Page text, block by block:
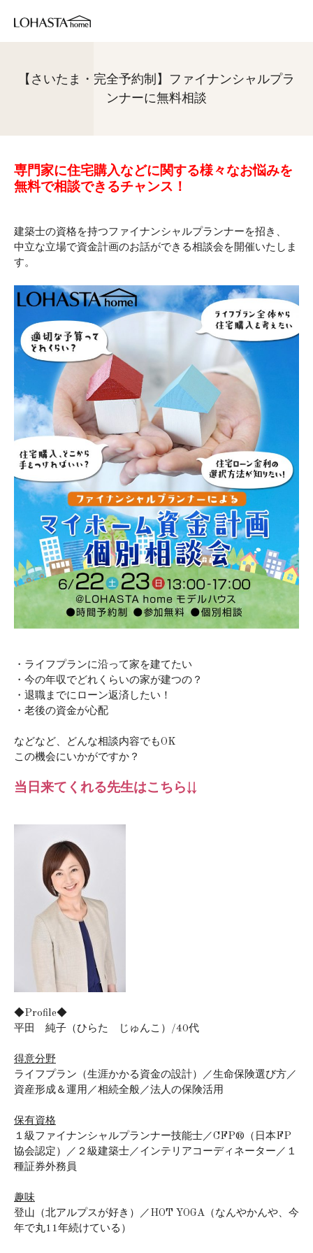
【さいたま・完全予約制】ファイナンシャルプラ
ンナーに無料相談
専門家に住宅購入などに関する様々なお悩みを
無料で相談できるチャンス！
建築士の資格を持つファイナンシャルプランナーを招き、
中立な立場で資金計画のお話ができる相談会を開催いたしま
す。
・ライフプランに沿って家を建てたい
・今の年収でどれくらいの家が建つの？
・退職までにローン返済したい！
・老後の資金が心配
などなど、どんな相談内容でもOK
この機会にいかがですか？
当日来てくれる先生はこちら↓↓
◆Profile◆
平田 純子（ひらた じゅんこ）/40代
得意分野
ライフプラン（生涯かかる資金の設計）／生命保険選び方／
資産形成＆運用／相続全般／法人の保険活用
保有資格
１級ファイナンシャルプランナー技能士／CFP®（日本FP
協会認定）／２級建築士／インテリアコーディネーター／１
種証券外務員
趣味
登山（北アルプスが好き）／HOT YOGA（なんやかんや、今
年で丸11年続けている）